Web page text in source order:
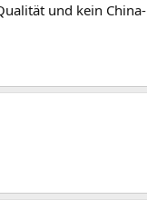
und kein China-